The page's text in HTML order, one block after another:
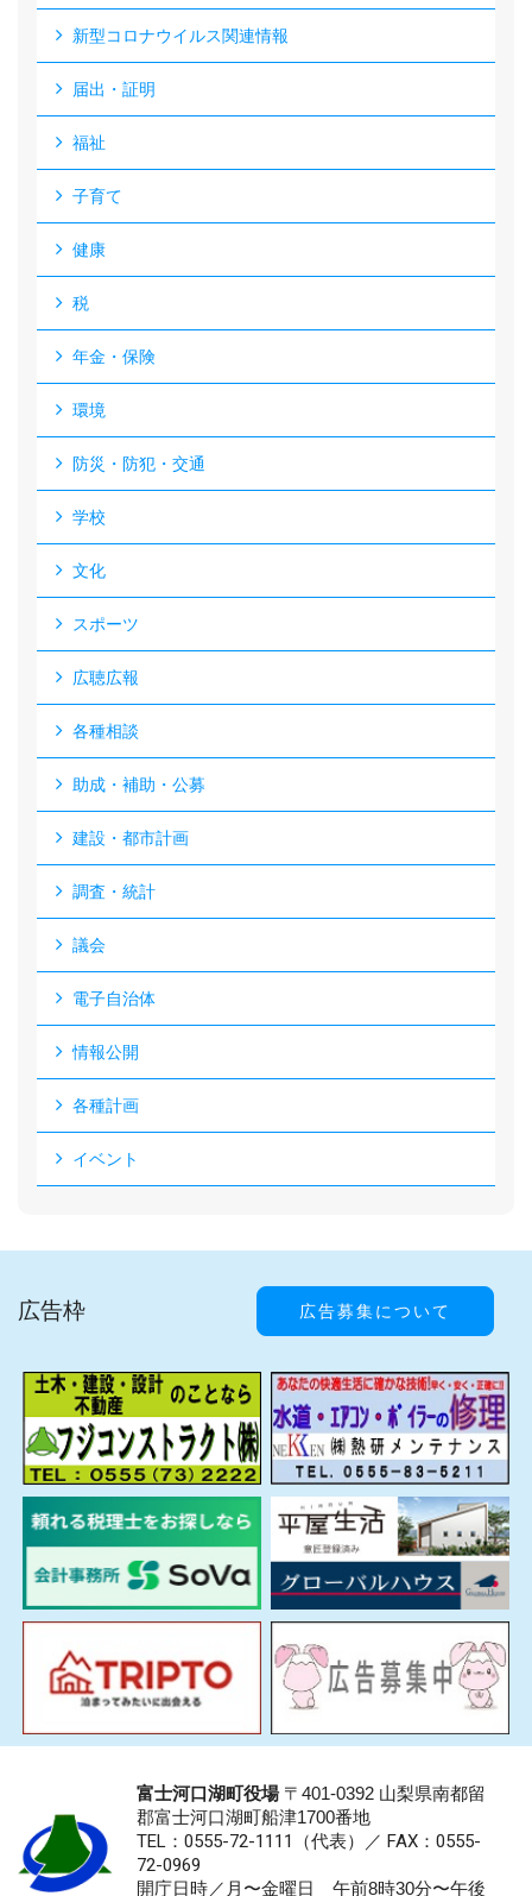
新型コロナウイルス関連情報
届出・証明
福祉
子育て
健康
税
年金・保険
環境
防災・防犯・交通
学校
文化
スポーツ
広聴広報
各種相談
助成・補助・公募
建設・都市計画
調査・統計
議会
電子自治体
情報公開
各種計画
イベント
広告枠 広告募集について
富士河口湖町役場〒401-0392 山梨県南都留
郡富士河口湖町船津1700番地
TEL：0555-72-1111 （代表）／ FAX：0555-
72-0969
開庁日時／月〜金曜日 午前8時30分〜午後